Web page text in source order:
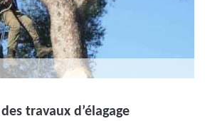
travaux d’élagage